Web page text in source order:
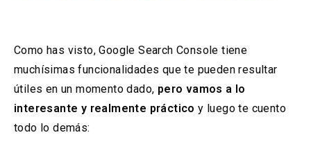
Como has visto, Google Search Console tiene
muchísimas funcionalidades que te pueden resultar
útiles en un momento dado, pero vamos a lo
interesante y realmente práctico y luego te cuento
todo lo demás: